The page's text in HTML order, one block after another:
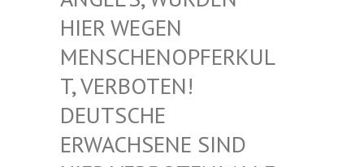
IER WEGEN M
ENSCHENOPFERKULT
, VERBOTEN! D
EUTSCHE E
RWACHSENE SIND H